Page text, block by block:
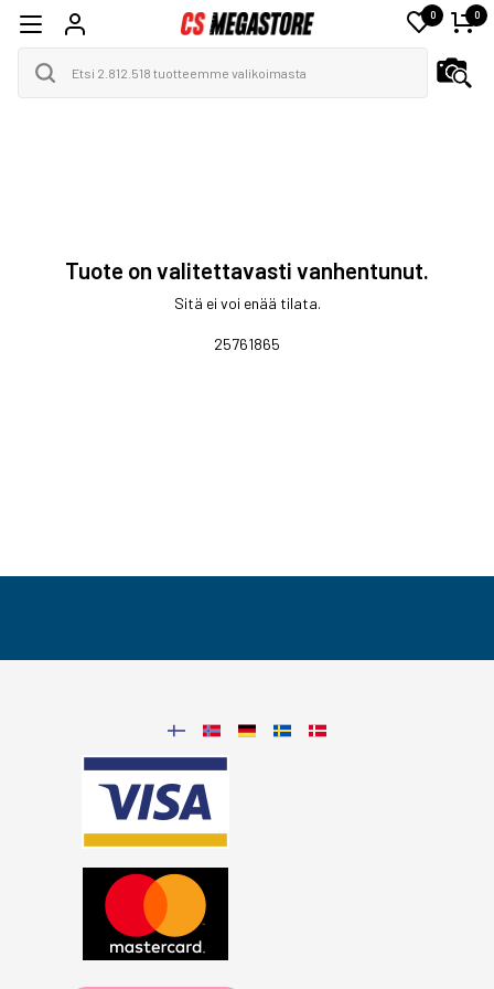
0 0
Tuote on valitettavasti vanhentunut.
Sitä ei voi enää tilata.
25761865